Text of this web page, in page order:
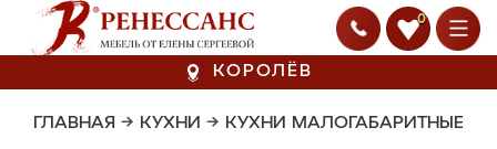
0
КОРОЛЁВ
ГЛАВНАЯ → КУХНИ → КУХНИ МАЛОГАБАРИТНЫЕ